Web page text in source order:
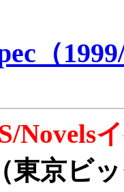
（
Novels
東京ビ